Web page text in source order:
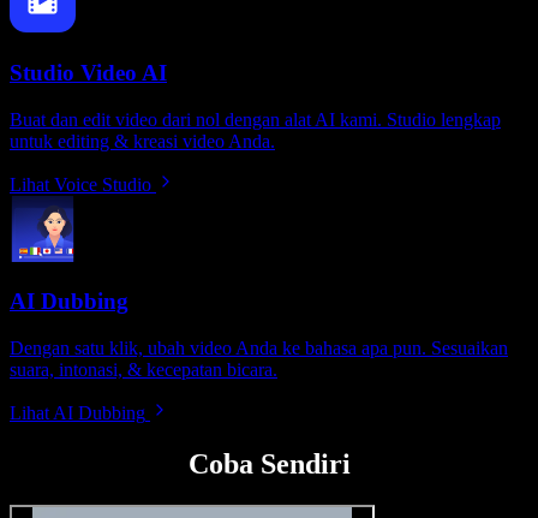
Studio Video AI
Buat dan edit video dari nol dengan alat AI kami. Studio lengkap
untuk editing & kreasi video Anda.
Lihat Voice Studio
AI Dubbing
Dengan satu klik, ubah video Anda ke bahasa apa pun. Sesuaikan
suara, intonasi, & kecepatan bicara.
Lihat AI Dubbing
Coba Sendiri